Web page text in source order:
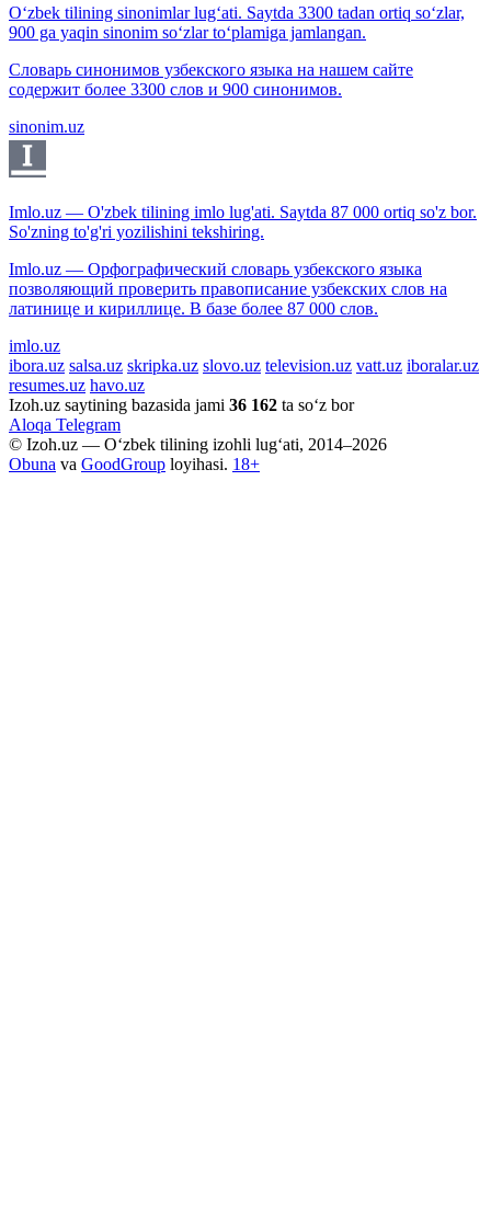
O‘zbek tilining sinonimlar lug‘ati. Saytda 3300 tadan ortiq so‘zlar,
900 ga yaqin sinonim so‘zlar to‘plamiga jamlangan.
Словарь синонимов узбекского языка на нашем сайте
содержит более 3300 слов и 900 синонимов.
sinonim.uz
Imlo.uz — O'zbek tilining imlo lug'ati. Saytda 87 000 ortiq so'z bor.
So'zning to'g'ri yozilishini tekshiring.
Imlo.uz — Орфографический словарь узбекского языка
позволяющий проверить правописание узбекских слов на
латинице и кириллице. В базе более 87 000 слов.
imlo.uz
ibora.uz salsa.uz skripka.uz slovo.uz television.uz vatt.uz iboralar.uz
resumes.uz havo.uz
Izoh.uz saytining bazasida jami 36 162 ta so‘z bor
Aloqa Telegram
© Izoh.uz — O‘zbek tilining izohli lug‘ati, 2014–2026
Obuna va GoodGroup loyihasi. 18+